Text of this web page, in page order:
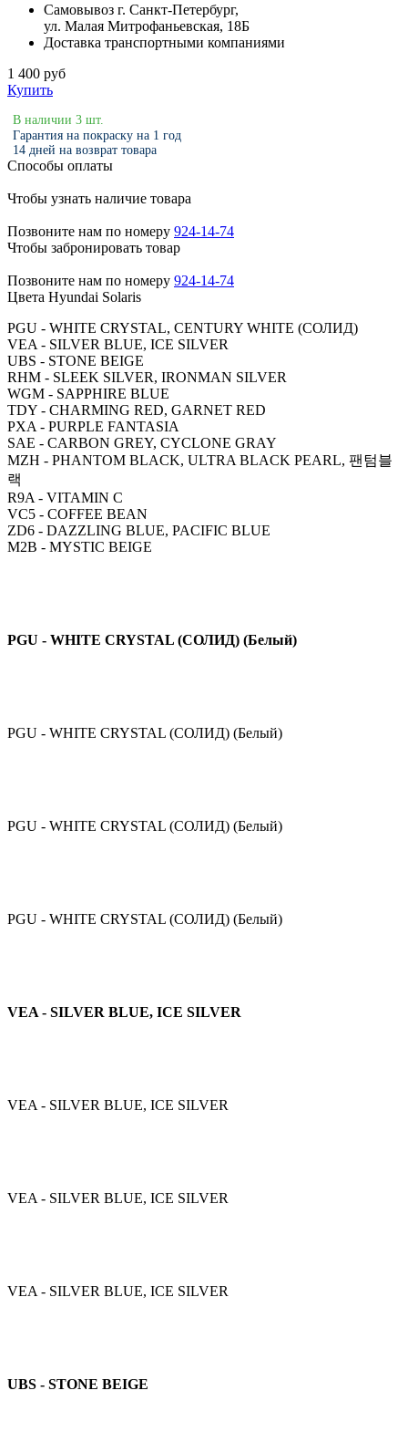
Самовывоз г. Санкт-Петербург,
ул. Малая Митрофаньевская, 18Б
Доставка транспортными компаниями
1 400 руб
Купить
В наличии 3 шт.
Гарантия на покраску на 1 год
14 дней на возврат товара
Способы оплаты
Чтобы узнать наличие товара
Позвоните нам по номеру 924-14-74
Чтобы забронировать товар
Позвоните нам по номеру 924-14-74
Цвета Hyundai Solaris
PGU - WHITE CRYSTAL, CENTURY WHITE (СОЛИД)
VEA - SILVER BLUE, ICE SILVER
UBS - STONE BEIGE
RHM - SLEEK SILVER, IRONMAN SILVER
WGM - SAPPHIRE BLUE
TDY - CHARMING RED, GARNET RED
PXA - PURPLE FANTASIA
SAE - CARBON GREY, CYCLONE GRAY
MZH - PHANTOM BLACK, ULTRA BLACK PEARL, 팬텀블
랙
R9A - VITAMIN C
VC5 - COFFEE BEAN
ZD6 - DAZZLING BLUE, PACIFIC BLUE
M2B - MYSTIC BEIGE
PGU - WHITE CRYSTAL (СОЛИД) (Белый)
PGU - WHITE CRYSTAL (СОЛИД) (Белый)
PGU - WHITE CRYSTAL (СОЛИД) (Белый)
PGU - WHITE CRYSTAL (СОЛИД) (Белый)
VEA - SILVER BLUE, ICE SILVER
VEA - SILVER BLUE, ICE SILVER
VEA - SILVER BLUE, ICE SILVER
VEA - SILVER BLUE, ICE SILVER
UBS - STONE BEIGE